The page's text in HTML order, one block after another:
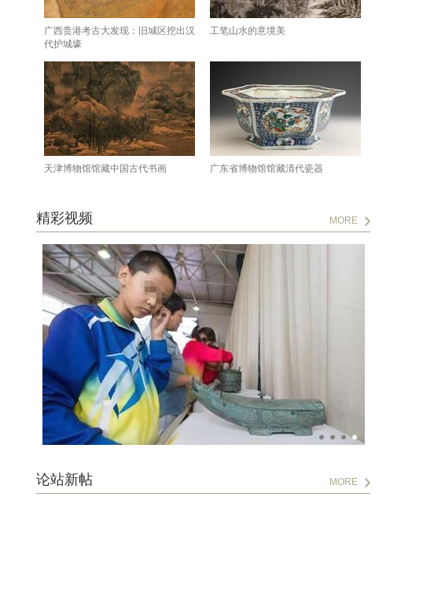
广西贵港考古大发现：旧城区挖出汉
代护城壕
工笔山水的意境美
天津博物馆馆藏中国古代书画 广东省博物馆馆藏清代瓷器
精彩视频 MORE
论站新帖 MORE